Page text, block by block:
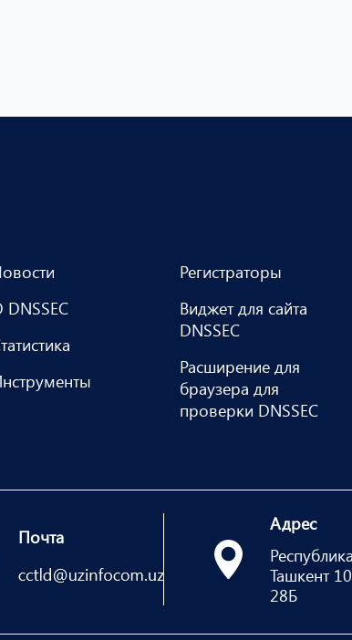
Регистраторы
Виджет для сайта
DNSSEC
Расширение для
браузера для
проверки DNSSEC
Почта
Адрес
Ташкент
28Б